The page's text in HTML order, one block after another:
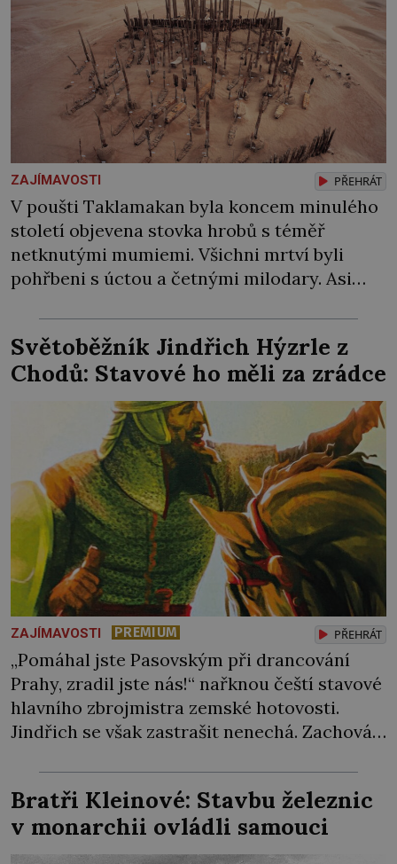
ZAJÍMAVOSTI PŘEHRÁT
V poušti Taklamakan byla koncem minulého
století objevena stovka hrobů s téměř
netknutými mumiemi. Všichni mrtví byli
pohřbeni s úctou a četnými milodary. Asi
chlapečka s modrou filcovou čapkou, z níž se
draly blonďaté vlásky. Fakt, že jsou těla
dávných lidí nesmírně dobře zachovalá,
přičítají odborníci zdejším klimatickým
podmínkám. Sucho, prosolené písky a
extrémně […]
Světoběžník Jindřich Hýzrle z
Chodů: Stavové ho měli za zrádce
ZAJÍMAVOSTI PREMIUM PŘEHRÁT
„Pomáhal jste Pasovským při drancování
Prahy, zradil jste nás!“ nařknou čeští stavové
hlavního zbrojmistra zemské hotovosti.
Jindřich se však zastrašit nenechá. Zachová
cejchu zrádce se už nezbaví… Tři roky
stačily! Škola pro něj není. Jindřich Michal
Hýzrle z Chodů (1575–1665) se v ní nudí. 10letý
chlapec chce procestovat […]
Bratři Kleinové: Stavbu železnic
v monarchii ovládli samouci